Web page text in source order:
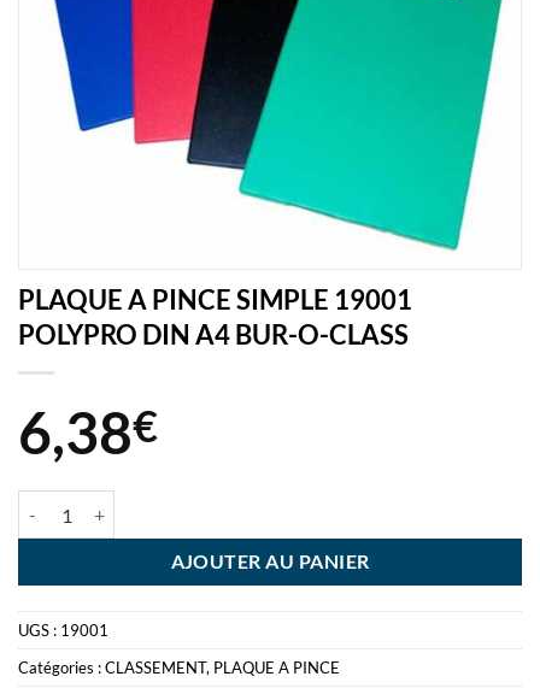
PLAQUE A PINCE SIMPLE 19001
POLYPRO DIN A4 BUR-O-CLASS
6,38€
AJOUTER AU PANIER
UGS : 19001
Catégories :CLASSEMENT, PLAQUE A PINCE